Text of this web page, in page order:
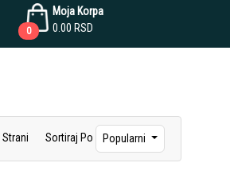
Moja Korpa
0.00 RSD
0
Strani Sortiraj Po Popularni